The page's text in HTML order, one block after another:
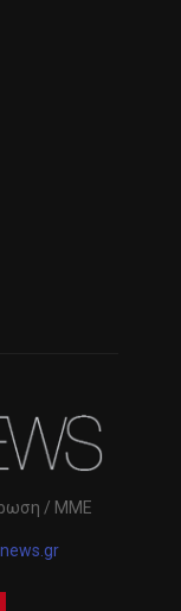
/ ΜΜΕ